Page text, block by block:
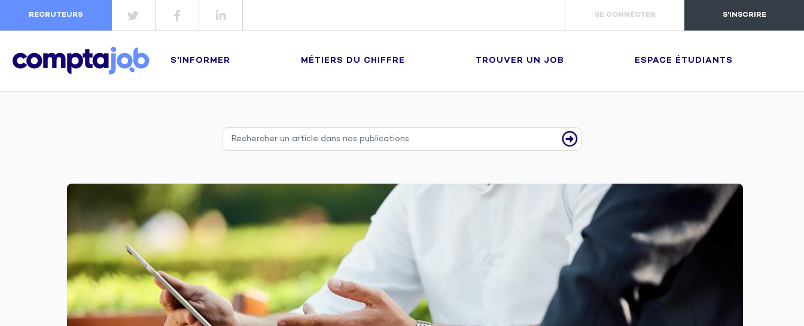
RECRUTEURS SE CONNECTER S'INSCRIRE
S'INFORMER MÉTIERS DU CHIFFRE TROUVER UN JOB ESPACE ÉTUDIANTS